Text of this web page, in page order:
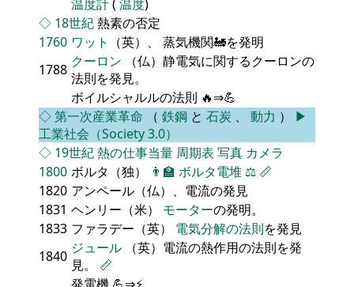
温度計( 温度)
◇ 18世紀熱素の否定
1760 ワット
（英）、 蒸気機関🚂を発明
1788 クーロン （仏）静電気に関するクーロンの
法則を発見。
ボイルシャルルの法則 🔥⇒💪
◇第一次産業革命 （ 鉄鋼 と 石炭 、 動力 ） ▶
工業社会（Society 3.0）
◇ 19世紀熱の仕事当量 周期表 写真 カメラ
1800 ボルタ（独） 👨‍🏫 ボルタ電堆 ⚖️ 📏
1820 アンペール（仏）、電流の発見
1831 ヘンリー（米） モーターの発明。
1833 ファラデー（英） 電気分解の法則を発見
1840 ジュール （英）電流の熱作用の法則を発
見。 📏